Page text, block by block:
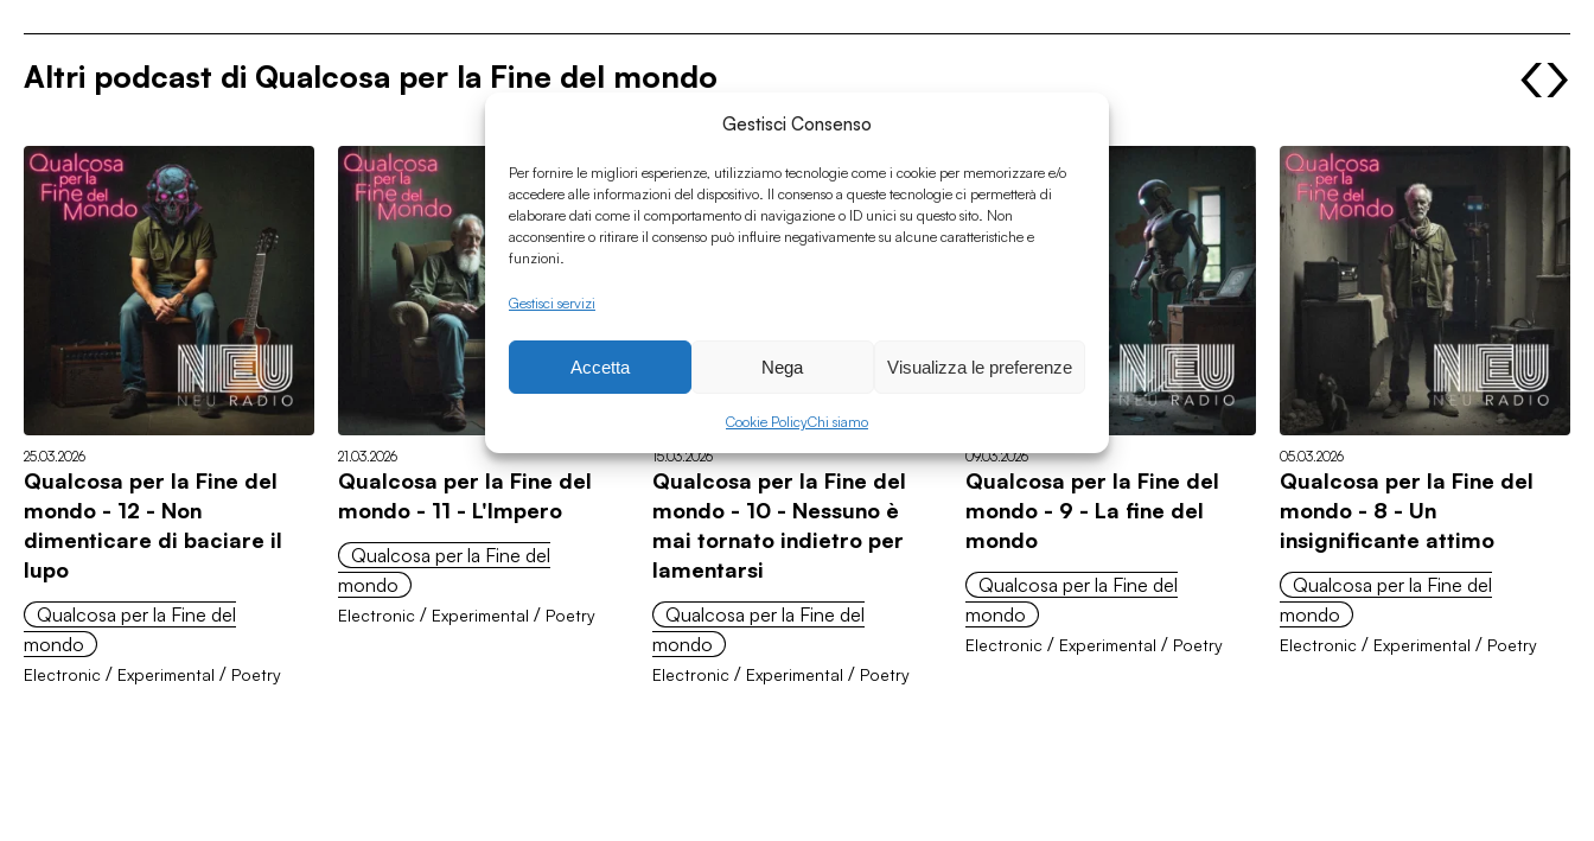
Gestisci Consenso
Per fornire le migliori esperienze, utilizziamo tecnologie come i cookie per memorizzare e/o
accedere alle informazioni del dispositivo. Il consenso a queste tecnologie ci permetterà di
elaborare dati come il comportamento di navigazione o ID unici su questo sito. Non
acconsentire o ritirare il consenso può influire negativamente su alcune caratteristiche e
funzioni.
Gestisci servizi
Accetta Nega Visualizza le preferenze
Cookie PolicyChi siamo
Altri podcast di Qualcosa per la Fine del mondo
25.03.2026
Qualcosa per la Fine del
mondo - 12 - Non
dimenticare di baciare il
lupo
Qualcosa per la Fine del
mondo
Electronic / Experimental / Poetry
21.03.2026
Qualcosa per la Fine del
mondo - 11 - L'Impero
Qualcosa per la Fine del
mondo
Electronic / Experimental / Poetry
15.03.2026
Qualcosa per la Fine del
mondo - 10 - Nessuno è
mai tornato indietro per
lamentarsi
Qualcosa per la Fine del
mondo
Electronic / Experimental / Poetry
09.03.2026
Qualcosa per la Fine del
mondo - 9 - La fine del
mondo
Qualcosa per la Fine del
mondo
Electronic / Experimental / Poetry
05.03.2026
Qualcosa per la Fine del
mondo - 8 - Un
insignificante attimo
Qualcosa per la Fine del
mondo
Electronic / Experimental / Poetry
‹›